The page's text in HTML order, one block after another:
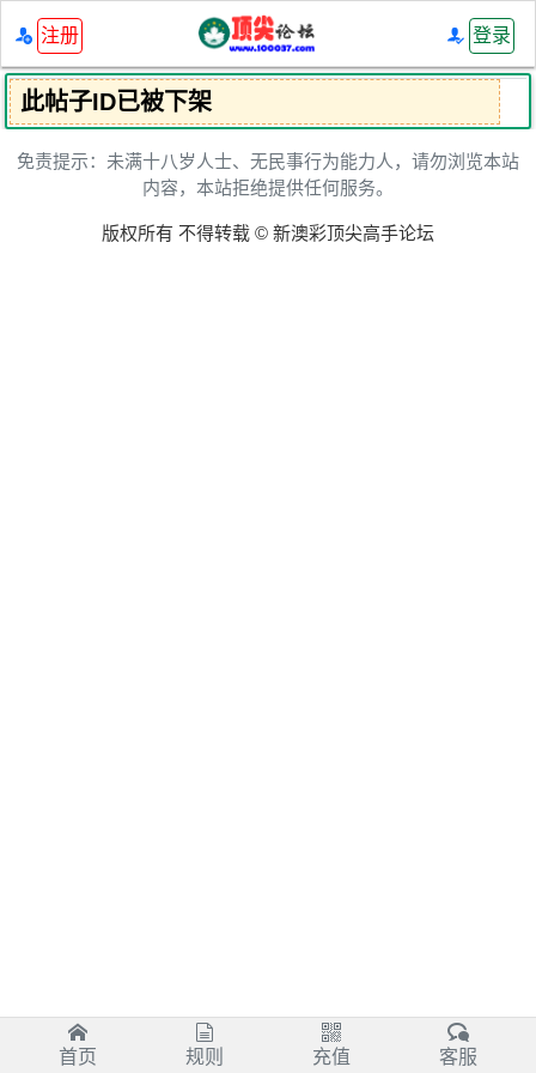
注册 登录
首页 规则 充值 客服
此帖子ID已被下架
免责提示：未满十八岁人士、无民事行为能力人，请勿浏览本站
内容，本站拒绝提供任何服务。
版权所有 不得转载 © 新澳彩顶尖高手论坛